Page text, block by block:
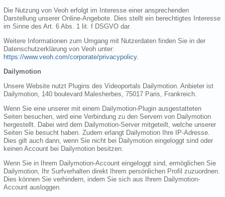
Die Nutzung von Veoh erfolgt im Interesse einer ansprechenden
Darstellung unserer Online-Angebote. Dies stellt ein berechtigtes Interesse
im Sinne des Art. 6 Abs. 1 lit. f DSGVO dar.
Weitere Informationen zum Umgang mit Nutzerdaten finden Sie in der
Datenschutzerklärung von Veoh unter:
https://www.veoh.com/corporate/privacypolicy.
Dailymotion
Unsere Website nutzt Plugins des Videoportals Dailymotion. Anbieter ist
Dailymotion, 140 boulevard Malesherbes, 75017 Paris, Frankreich.
Wenn Sie eine unserer mit einem Dailymotion-Plugin ausgestatteten
Seiten besuchen, wird eine Verbindung zu den Servern von Dailymotion
hergestellt. Dabei wird dem Dailymotion-Server mitgeteilt, welche unserer
Seiten Sie besucht haben. Zudem erlangt Dailymotion Ihre IP-Adresse.
Dies gilt auch dann, wenn Sie nicht bei Dailymotion eingeloggt sind oder
keinen Account bei Dailymotion besitzen.
Wenn Sie in Ihrem Dailymotion-Account eingeloggt sind, ermöglichen Sie
Dailymotion, Ihr Surfverhalten direkt Ihrem persönlichen Profil zuzuordnen.
Dies können Sie verhindern, indem Sie sich aus Ihrem Dailymotion-
Account ausloggen.